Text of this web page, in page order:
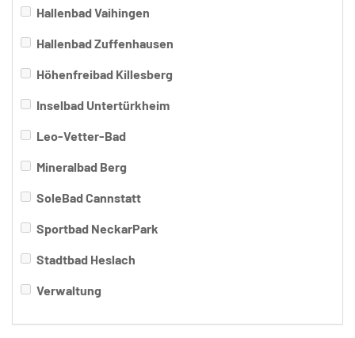
Hallenbad Vaihingen
Hallenbad Zuffenhausen
Höhenfreibad Killesberg
Inselbad Untertürkheim
Leo-Vetter-Bad
Mineralbad Berg
SoleBad Cannstatt
Sportbad NeckarPark
Stadtbad Heslach
Verwaltung